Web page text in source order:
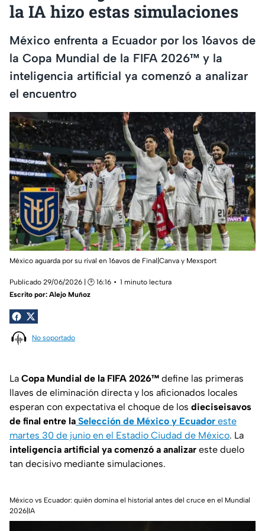
la IA hizo estas simulaciones
México enfrenta a Ecuador por los 16avos de
la Copa Mundial de la FIFA 2026™ y la
inteligencia artificial ya comenzó a analizar
el encuentro
México aguarda por su rival en 16avos de Final|Canva y Mexsport
Publicado 29/06/2026 | 🕑 16:16
1 minuto lectura
Escrito por: Alejo Muñoz
No soportado
La Copa Mundial de la FIFA 2026™ define las primeras
llaves de eliminación directa y los aficionados locales
esperan con expectativa el choque de los dieciseisavos
de final entre la Selección de México y Ecuador este
martes 30 de junio en el Estadio Ciudad de México. La
inteligencia artificial ya comenzó a analizar este duelo
tan decisivo mediante simulaciones.
México vs Ecuador: quién domina el historial antes del cruce en el Mundial
2026|IA